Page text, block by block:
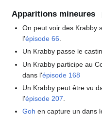
Apparitions mineures
On peut voir des Krabby
l'épisode 66.
Un Krabby passe le
Un Krabby participe au
dans l'épisode 168
Un Krabby peut être vu
l'épisode 207
Goh en capture un dans